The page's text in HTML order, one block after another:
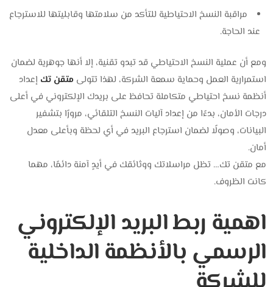
مراقبة النسخ الاحتياطية للتأكد من سلامتها وقابليتها للاسترجاع
عند الحاجة.
ومع أن عملية النسخ الاحتياطي قد تبدو تقنية، إلا أنها جوهرية لضمان
استمرارية العمل وحماية سمعة الشركة، لهذا تتولى متقن تك إعداد
أنظمة نسخ احتياطي متكاملة تحافظ على بريدك الإلكتروني في أعلى
درجات الأمان، بدءًا من إعداد آليات النسخ التلقائي، مرورًا بتشفير
البيانات، وصولًا لضمان استرجاع البريد في أي لحظة وبأعلى معدل
أمان.
مع متقن تك… تظل مراسلاتك ووثائقك في أيدٍ آمنة دائمًا، مهما
كانت الظروف.
اهمية ربط البريد الإلكتروني
الرسمي بالأنظمة الداخلية